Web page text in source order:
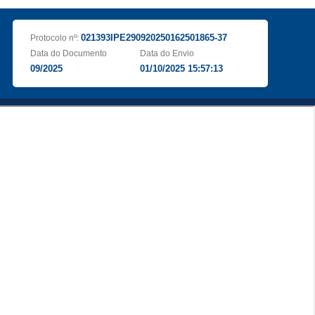
Protocolo nº: 021393IPE290920250162501865-37
Data do Documento
09/2025
Data do Envio
01/10/2025 15:57:13